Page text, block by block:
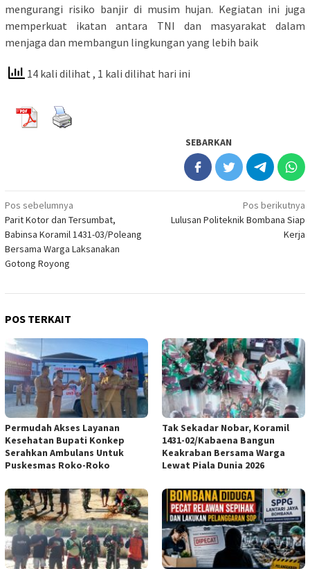
mengurangi risiko banjir di musim hujan. Kegiatan ini juga
memperkuat ikatan antara TNI dan masyarakat dalam
menjaga dan membangun lingkungan yang lebih baik
14 kali dilihat , 1 kali dilihat hari ini
SEBARKAN
Navigasi
pos
Pos sebelumnya
Parit Kotor dan Tersumbat,
Babinsa Koramil 1431-03/Poleang
Bersama Warga Laksanakan
Gotong Royong
Pos berikutnya
Lulusan Politeknik Bombana Siap
Kerja
POS TERKAIT
Permudah Akses Layanan
Kesehatan Bupati Konkep
Serahkan Ambulans Untuk
Puskesmas Roko-Roko
Tak Sekadar Nobar, Koramil
1431-02/Kabaena Bangun
Keakraban Bersama Warga
Lewat Piala Dunia 2026